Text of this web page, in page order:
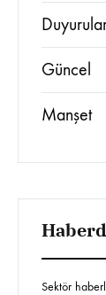
Güncel
Manşet
Sektör